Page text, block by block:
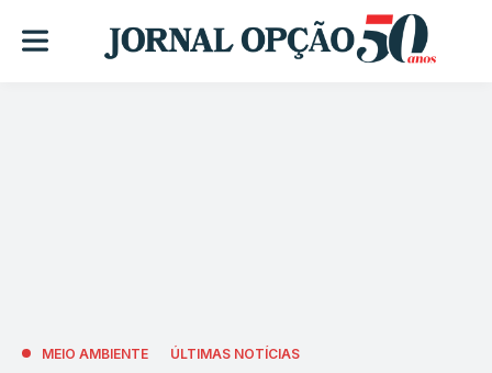
MEIO AMBIENTE ÚLTIMAS NOTÍCIAS